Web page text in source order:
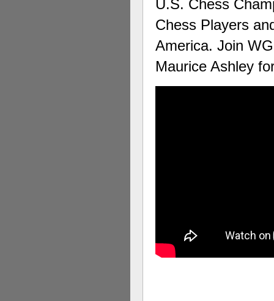
U.S. Chess
Chess Players
America. Join
Maurice Ashley